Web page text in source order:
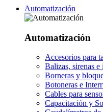
Automatización
Automatización
Accesorios para
Balizas, sirenas
Borneras y
Botoneras e
Cables para
Capacitación y